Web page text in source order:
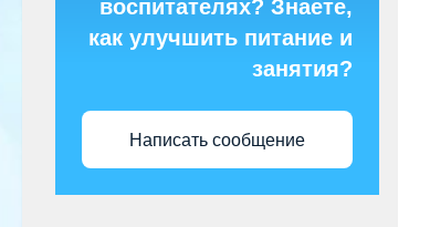
воспитателях? Знаете,
как улучшить питание и
занятия?
Написать сообщение